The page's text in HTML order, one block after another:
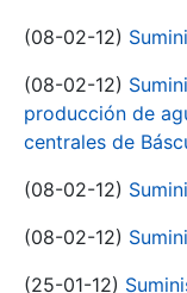
(08-02-12)
(08-02-12)
producción de
centrales de
(08-02-12)
(08-02-12)
(25-01-12)